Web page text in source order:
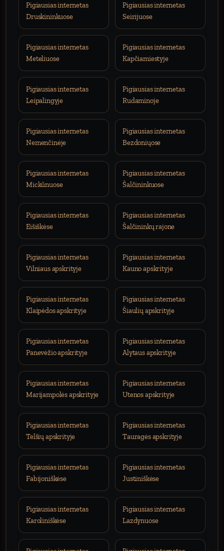
Pigiausias internetas
Druskininkuose
Pigiausias internetas
Seirijuose
Pigiausias internetas
Meteliuose
Pigiausias internetas
Kapčiamiestyje
Pigiausias internetas
Leipalingyje
Pigiausias internetas
Rudaminoje
Pigiausias internetas
Nemenčinėje
Pigiausias internetas
Bezdoniųose
Pigiausias internetas
Mickūnuose
Pigiausias internetas
Šalčininkuose
Pigiausias internetas
Eišiškėse
Pigiausias internetas
Šalčininkų rajone
Pigiausias internetas
Vilniaus apskrityje
Pigiausias internetas
Kauno apskrityje
Pigiausias internetas
Klaipėdos apskrityje
Pigiausias internetas
Šiaulių apskrityje
Pigiausias internetas
Panevėžio apskrityje
Pigiausias internetas
Alytaus apskrityje
Pigiausias internetas
Marijampolės apskrityje
Pigiausias internetas
Utenos apskrityje
Pigiausias internetas
Telšių apskrityje
Pigiausias internetas
Tauragės apskrityje
Pigiausias internetas
Fabijoniškėse
Pigiausias internetas
Justiniškėse
Pigiausias internetas
Karoliniškėse
Pigiausias internetas
Lazdynuose